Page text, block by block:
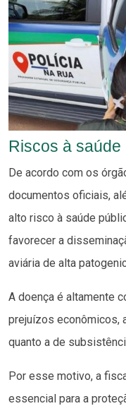
Riscos à saúde
De acordo com os
documentos oficiais,
alto risco à saúde
favorecer a
aviária de alta
A doença é altamente
prejuízos econômicos,
quanto a de
Por esse motivo, a
essencial para a